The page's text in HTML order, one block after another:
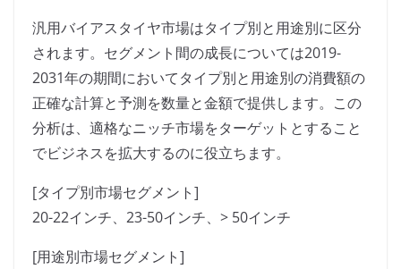
汎用バイアスタイヤ市場はタイプ別と用途別に区分
されます。セグメント間の成長については2019-
2031年の期間においてタイプ別と用途別の消費額の
正確な計算と予測を数量と金額で提供します。この
分析は、適格なニッチ市場をターゲットとすること
でビジネスを拡大するのに役立ちます。
[タイプ別市場セグメント]
20-22インチ、23-50インチ、> 50インチ
[用途別市場セグメント]